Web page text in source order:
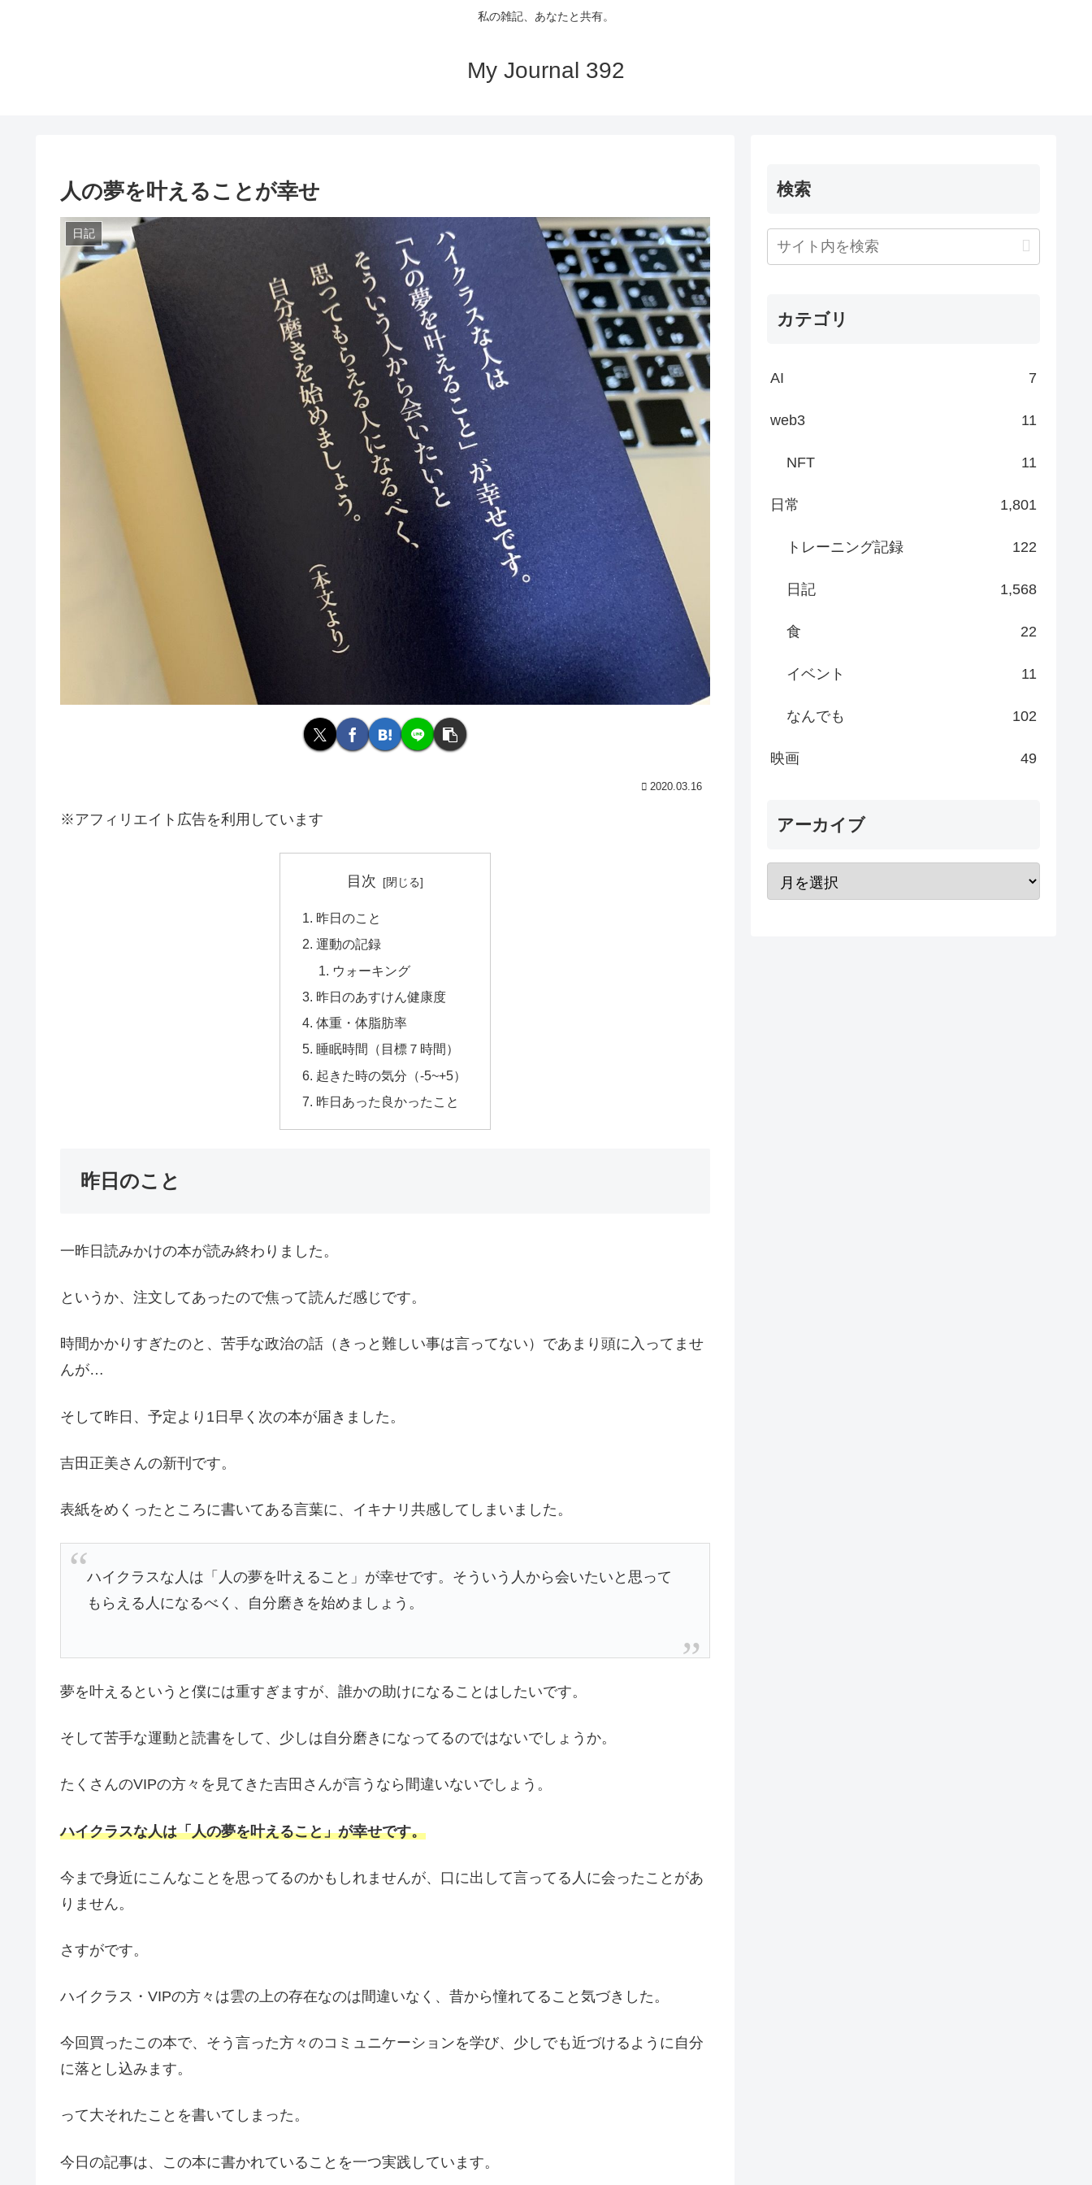
私の雑記、あなたと共有。
My Journal 392
人の夢を叶えることが幸せ
日記
2020.03.16
※アフィリエイト広告を利用しています
目次
昨日のこと
運動の記録
ウォーキング
昨日のあすけん健康度
体重・体脂肪率
睡眠時間（目標７時間）
起きた時の気分（-5~+5）
昨日あった良かったこと
昨日のこと
一昨日読みかけの本が読み終わりました。
というか、注文してあったので焦って読んだ感じです。
時間かかりすぎたのと、苦手な政治の話（きっと難しい事は言ってない）であまり頭に入ってませ
んが…
そして昨日、予定より1日早く次の本が届きました。
吉田正美さんの新刊です。
表紙をめくったところに書いてある言葉に、イキナリ共感してしまいました。
ハイクラスな人は「人の夢を叶えること」が幸せです。そういう人から会いたいと思って
もらえる人になるべく、自分磨きを始めましょう。
夢を叶えるというと僕には重すぎますが、誰かの助けになることはしたいです。
そして苦手な運動と読書をして、少しは自分磨きになってるのではないでしょうか。
たくさんのVIPの方々を見てきた吉田さんが言うなら間違いないでしょう。
ハイクラスな人は「人の夢を叶えること」が幸せです。
今まで身近にこんなことを思ってるのかもしれませんが、口に出して言ってる人に会ったことがあ
りません。
さすがです。
ハイクラス・VIPの方々は雲の上の存在なのは間違いなく、昔から憧れてること気づきした。
今回買ったこの本で、そう言った方々のコミュニケーションを学び、少しでも近づけるように自分
に落とし込みます。
って大それたことを書いてしまった。
今日の記事は、この本に書かれていることを一つ実践しています。
検索
カテゴリ
AI 7
web3 11
NFT 11
日常 1,801
トレーニング記録 122
日記 1,568
食 22
イベント 11
なんでも 102
映画 49
アーカイブ